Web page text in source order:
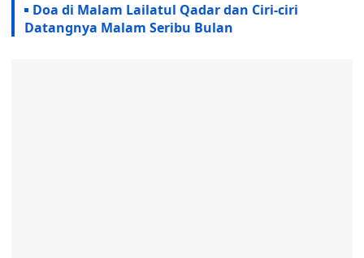
Doa di Malam Lailatul Qadar dan Ciri-ciri
Datangnya Malam Seribu Bulan